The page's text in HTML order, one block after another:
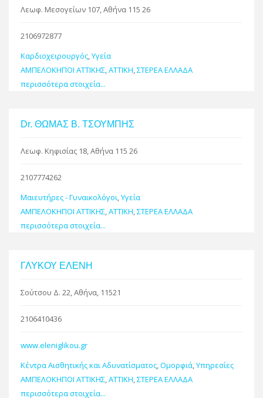
Λεωφ. Μεσογείων 107, Αθήνα 115 26
2106972877
Καρδιοχειρουργός,Υγεία
ΑΜΠΕΛΟΚΗΠΟΙ ΑΤΤΙΚΗΣ,ΑΤΤΙΚΗ,ΣΤΕΡΕΑ ΕΛΛΑΔΑ
περισσότερα στοιχεία...
Dr. ΘΩΜΑΣ Β. ΤΣΟΥΜΠΗΣ
Λεωφ. Κηφισίας 18, Αθήνα 115 26
2107774262
Μαιευτήρες - Γυναικολόγοι,Υγεία
ΑΜΠΕΛΟΚΗΠΟΙ ΑΤΤΙΚΗΣ,ΑΤΤΙΚΗ,ΣΤΕΡΕΑ ΕΛΛΑΔΑ
περισσότερα στοιχεία...
ΓΛΥΚΟΥ ΕΛΕΝΗ
Σούτσου Δ. 22, Αθήνα, 11521
2106410436
www.eleniglikou.gr
Κέντρα Αισθητικής και Αδυνατίσματος,Ομορφιά,Υπηρεσίες
ΑΜΠΕΛΟΚΗΠΟΙ ΑΤΤΙΚΗΣ,ΑΤΤΙΚΗ,ΣΤΕΡΕΑ ΕΛΛΑΔΑ
περισσότερα στοιχεία...